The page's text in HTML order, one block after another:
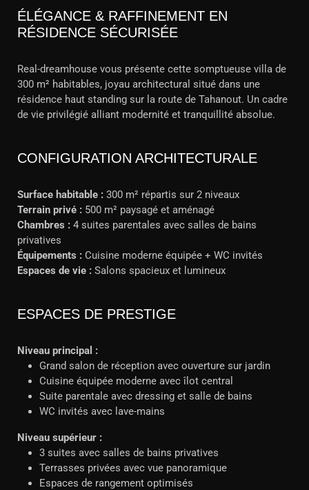
ÉLÉGANCE & RAFFINEMENT EN
RÉSIDENCE SÉCURISÉE
Real-dreamhouse vous présente cette somptueuse villa de
300 m² habitables, joyau architectural situé dans une
résidence haut standing sur la route de Tahanout. Un cadre
de vie privilégié alliant modernité et tranquillité absolue.
CONFIGURATION ARCHITECTURALE
Surface habitable : 300 m² répartis sur 2 niveaux
Terrain privé : 500 m² paysagé et aménagé
Chambres : 4 suites parentales avec salles de bains
privatives
Équipements : Cuisine moderne équipée + WC invités
Espaces de vie : Salons spacieux et lumineux
ESPACES DE PRESTIGE
Niveau principal :
Grand salon de réception avec ouverture sur jardin
Cuisine équipée moderne avec îlot central
Suite parentale avec dressing et salle de bains
WC invités avec lave-mains
Niveau supérieur :
3 suites avec salles de bains privatives
Terrasses privées avec vue panoramique
Espaces de rangement optimisés